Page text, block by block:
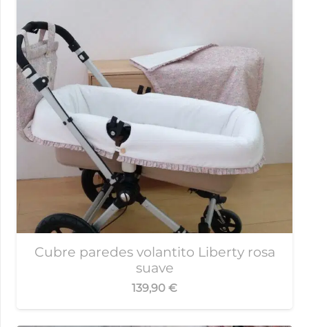
Cubre paredes volantito Liberty rosa
suave
139,90 €